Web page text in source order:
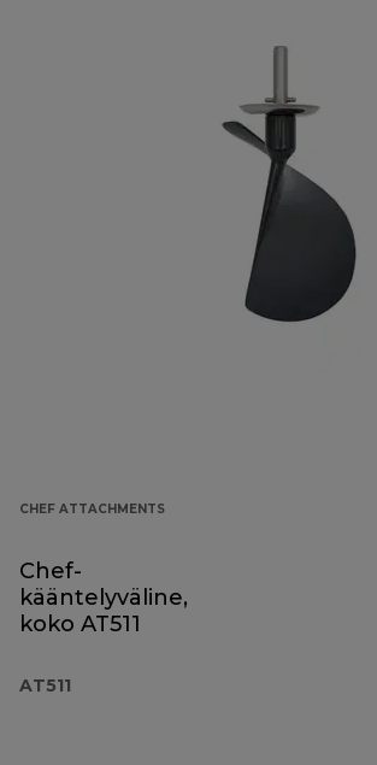
CHEF ATTACHMENTS
Chef-
kääntelyväline,
koko AT511
AT511